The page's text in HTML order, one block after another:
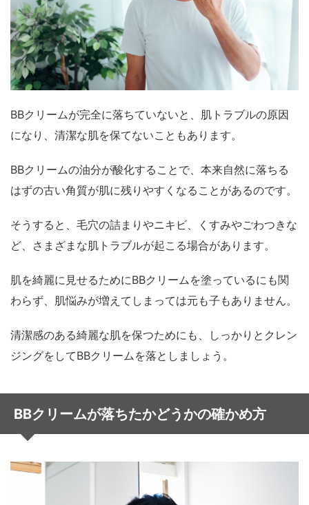
BBクリームが完全に落ちていないと、肌トラブルの原因
になり、清潔な肌を保てないこともあります。
BBクリームの油分が酸化することで、本来自然に落ちる
はずの古い角質が肌に残りやすくなることがあるのです。
そうすると、毛穴の詰まりやニキビ、くすみやごわつきな
ど、さまざまな肌トラブルが起こる場合があります。
肌を綺麗に見せるためにBBクリームを塗っているにも関
わらず、肌悩みが増えてしまっては元も子もありません。
清潔感のある綺麗な肌を保つためにも、しっかりとクレン
ジングをしてBBクリームを落としましょう。
BBクリームが落ちたかどうかの確かめ方